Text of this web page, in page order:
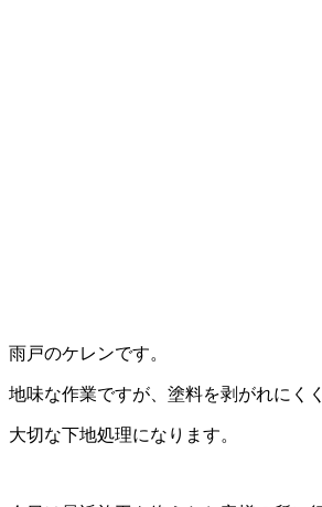
雨戸のケレンです。
地味な作業ですが、塗料を剥がれにく
大切な下地処理になります。